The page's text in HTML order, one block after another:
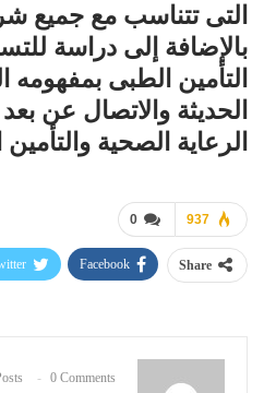
التى تتناسب مع جميع
بالإضافة إلى دراسة
التأمين الطبى بمفهومه
الحديثة والاتصال عن
الرعاية الصحية
0 937
Share
Facebook
0 Comments